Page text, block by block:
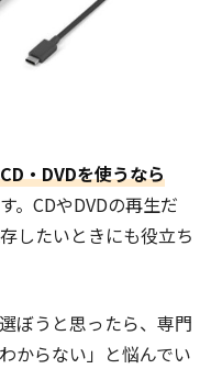
・DVDを使うなら
。CDやDVDの再生だ
したいときにも役立ち
ぼうと思ったら、専門
からない」と悩んでい